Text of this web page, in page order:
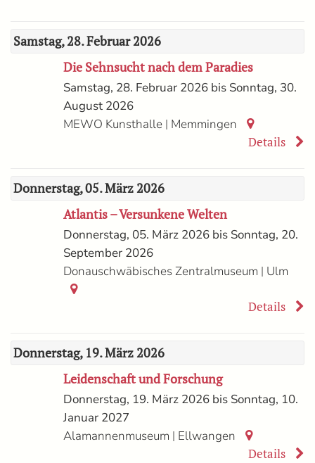
Samstag, 28. Februar 2026
Die Sehnsucht nach dem Paradies
Samstag, 28. Februar 2026 bis Sonntag, 30.
August 2026
MEWO Kunsthalle| Memmingen
Details
Donnerstag, 05. März 2026
Atlantis – Versunkene Welten
Donnerstag, 05. März 2026 bis Sonntag, 20.
September 2026
Donauschwäbisches Zentralmuseum | Ulm
Details
Donnerstag, 19. März 2026
Leidenschaft und Forschung
Donnerstag, 19. März 2026 bis Sonntag, 10.
Januar 2027
Alamannenmuseum | Ellwangen
Details